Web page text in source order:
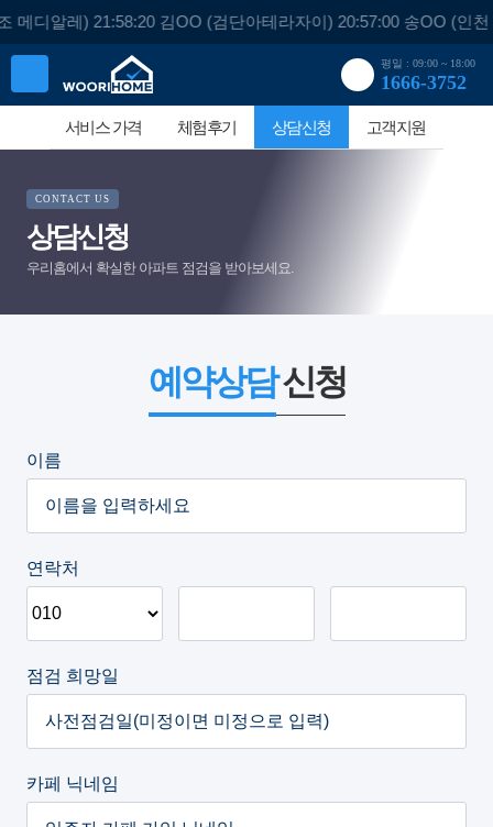
알레) 21:58:20 김OO (검단아테라자이) 20:57:00 송OO (인
평일 : 09:00 ~ 18:00
1666-3752
서비스 가격 체험후기 상담신청 고객지원
CONTACT US
상담신청
우리홈에서 확실한 아파트 점검을 받아보세요.
예약상담신청
이름
연락처
점검 희망일
카페 닉네임